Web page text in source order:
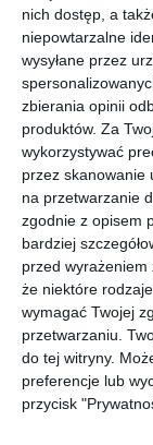
nich dostęp, a
niepowtarzalne
wysyłane przez
zbierania opinii
produktów. Za
wykorzystywać
przez skanowanie
na przetwarzanie
zgodnie z opisem
bardziej
przed wyrażeniem
że niektóre
wymagać Twojej
przetwarzaniu.
do tej witryny.
preferencje lub
przycisk
zostało
obiema praskimi
miasta.
najbardziej Ząbki.
Lobbe, Agatom i
Inwestycję
ok. 10 mln ma
Powiatowego
musiały wyłożyć
Dzięki
być główny
kosze. Zakład
mógł być
się ekologom nie
na dobre nie
segregatornię.